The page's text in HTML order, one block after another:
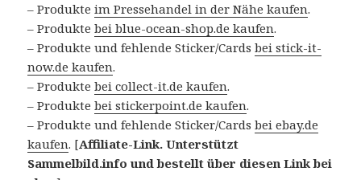
– Produkteim Pressehandel in der Nähe kaufen.
– Produktebei blue-ocean-shop.de kaufen.
– Produkte und fehlende Sticker/Cardsbei stick-it-
now.de kaufen.
– Produktebei collect-it.de kaufen.
– Produktebei stickerpoint.de kaufen.
– Produkte und fehlende Sticker/Cardsbei ebay.de
kaufen. [Affiliate-Link. Unterstützt
Sammelbild.info und bestellt über diesen Link bei